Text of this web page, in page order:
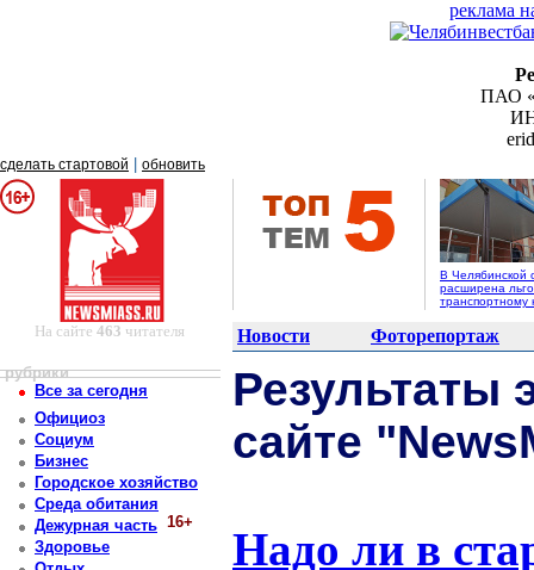
реклама
ПАО
сделать стартовой обновить
В Челябинской
расширена
транспортному
На сайте463 читателя Новости Фоторепортаж
рубрики
Все за сегодня
Официоз
Социум
Бизнес
Городское хозяйство
Среда обитания
Дежурная часть 16+
Здоровье
Результаты
сайте
Надо ли в